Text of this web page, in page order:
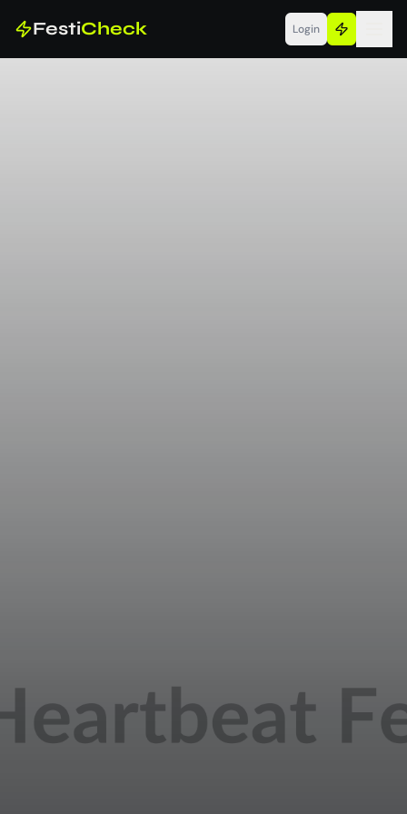
FestiCheck Login